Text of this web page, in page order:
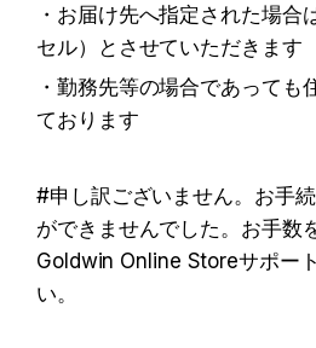
・お届け先へ指定された場
セル）とさせていただきます
・勤務先等の場合であって
ております
#申し訳ございません。お手
ができませんでした。お手数
Goldwin Online Storeサポー
い。